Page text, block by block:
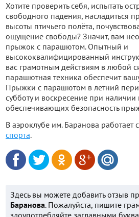
Хотите проверить себя, испытать
свободного падения, насладиться
высоты птичьего полёта,
ощущение свободы? Значит, вам
прыжок с парашютом. Опытный и
высококвалифицированный
вас грамотным действиям в любой
парашютная техника обеспечит
Прыжки с парашютом в летний
субботу и воскресение при
обеспечивающих безопасность
В аэроклубе им. Баранова работает
спорта.
Здесь вы можете добавить отзыв
Баранова. Пожалуйста, пишите
злоупотребляйте заглавными